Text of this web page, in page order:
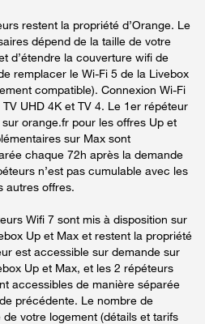
restent la propriété d’Orange. Le
dépend de la taille de votre
d’étendre la couverture wifi de
remplacer le Wi-Fi 5 de la Livebox
compatible). Connexion Wi-Fi
UHD 4K et TV 4. Le 1er répéteur
orange.fr pour les offres Up et
sur Max sont
chaque 72h après la demande
n’est pas cumulable avec les
autres offres.
Wifi 7 sont mis à disposition sur
Up et Max et restent la propriété
est accessible sur demande sur
Up et Max, et les 2 répéteurs
accessibles de manière séparée
précédente. Le nombre de
votre logement (détails et tarifs